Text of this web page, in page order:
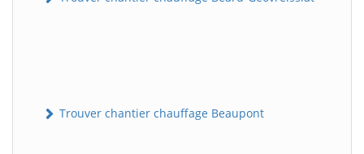
Trouver chantier chauffage Beaupont